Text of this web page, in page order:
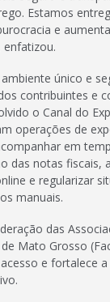
Estamos
e
enfatizou.
único e
contribuintes e
o Canal do
operações de
em
das notas fiscais,
e regularizar
manuais.
das
Mato Grosso
e fortalece